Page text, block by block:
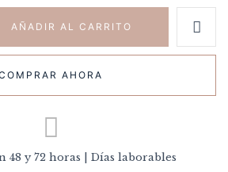
AÑADIR AL CARRITO
AHORA
48 y 72 horas | Días laborables
mi nombre, correo electrónico y
este navegador para la próxima
comente.